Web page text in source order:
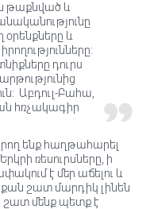
թաքնված և
և
դուրս
Աբդուլ-Բահա,
հռչակագիր
ենք հաղթահարել
ռեսուրսները, ի
է մեր աճելու և
շատ մարդիկ լինեն
շատ մենք պետք է